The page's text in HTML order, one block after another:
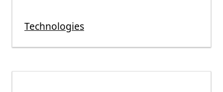
Technologies